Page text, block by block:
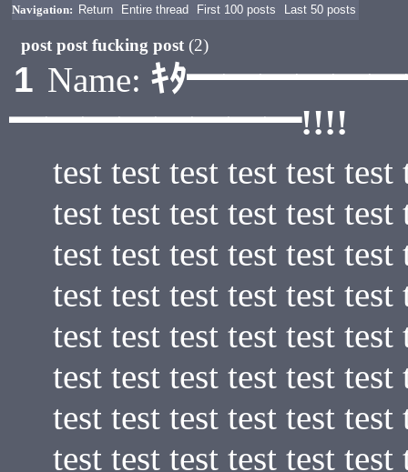
Navigation: Return Entire thread First 100 posts Last 50 posts
post post fucking post(2)
1 Name: ｷﾀ
━━━━━━━━!!!!
test test test test test
test test test test test
test test test test test
test test test test test
test test test test test
test test test test test
test test test test test
test test test test test